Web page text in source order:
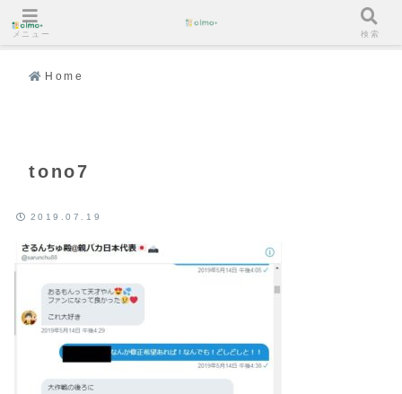
Home
tono7
2019.07.19
メニュー 検索